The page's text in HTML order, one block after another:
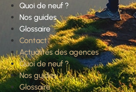
Quoi de neuf ?
Nos guides
Glossaire
Contact
Actualités des agences
Quoi de neuf ?
Nos guides
Glossaire